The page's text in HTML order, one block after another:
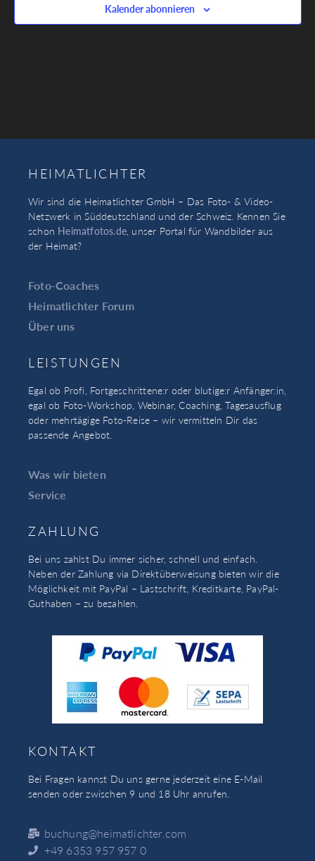
Kalender abonnieren
HEIMATLICHTER
Wir sind die Heimatlichter GmbH – Das Foto- & Video-
Netzwerk in Süddeutschland und der Schweiz. Kennen Sie
schon Heimatfotos.de , unser Portal für Wandbilder aus
der Heimat?
Foto-Coaches
Heimatlichter Forum
Über uns
LEISTUNGEN
Egal ob Profi, Fortgeschrittene:r oder blutige:r Anfänger:in,
egal ob Foto-Workshop, Webinar, Coaching, Tagesausflug
oder mehrtägige Foto-Reise – wir vermitteln Dir das
passende Angebot.
Was wir bieten
Service
ZAHLUNG
Bei uns zahlst Du immer sicher, schnell und einfach.
Neben der Zahlung via Direktüberweisung bieten wir die
Möglichkeit mit PayPal – Lastschrift, Kreditkarte, PayPal-
Guthaben – zu bezahlen.
KONTAKT
Bei Fragen kannst Du uns gerne jederzeit eine E-Mail
senden oder zwischen 9 und 18 Uhr anrufen.
buchung@heimatlichter.com
+49 6353 957 957 0